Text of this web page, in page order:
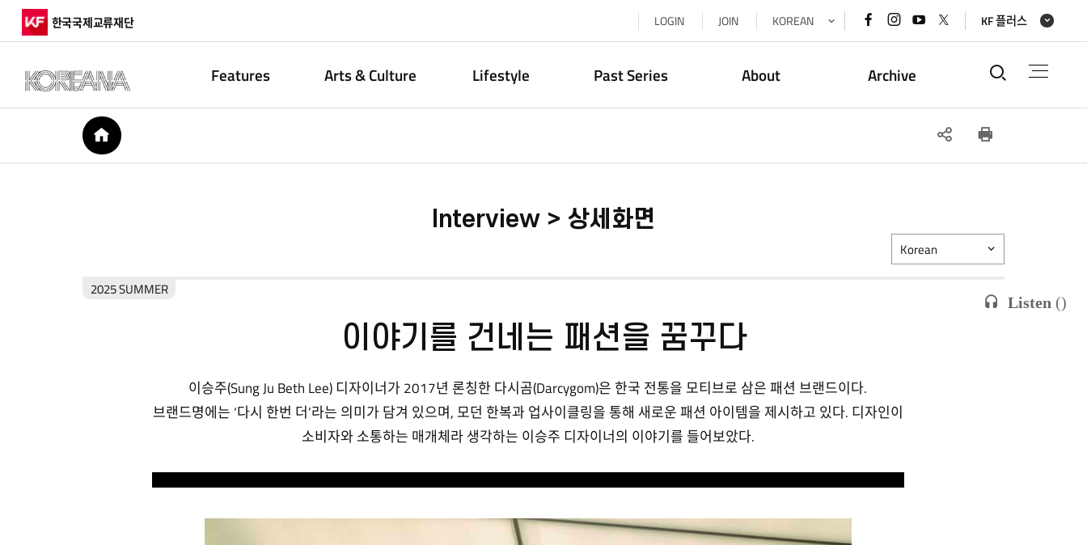
한국국제교류재단 LOGIN JOIN KOREAN 페이스북
바로가기
인스타그램
바로가기
유튜브
바로가기
x(트위터)
바로가기
KF 플러스
Features Arts & Culture Lifestyle Past Series About Archive 통합검
HOME SNS
Interview > 상세화면
Listen ()
2025 SUMMER
Korean
이야기를 건네는 패션을 꿈꾸다
이승주(Sung Ju Beth Lee) 디자이너가 2017년 론칭한 다시곰(Darcygom)은 한국 전통을 모티브로 삼은 패션 브랜드이다.
브랜드명에는 ‘다시 한번 더’라는 의미가 담겨 있으며, 모던 한복과 업사이클링을 통해 새로운 패션 아이템을 제시하고 있다. 디자인이
소비자와 소통하는 매개체라 생각하는 이승주 디자이너의 이야기를 들어보았다.